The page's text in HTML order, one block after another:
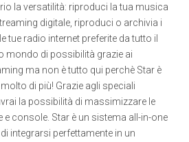
la versatilità: riproduci la tua musica
digitale, riproduci o archivia i
tue radio internet preferite da tutto il
mondo di possibilità grazie ai
ma non è tutto qui perchè Star è
di più! Grazie agli speciali
la possibilità di massimizzare le
e console. Star è un sistema all-in-one
integrarsi perfettamente in un